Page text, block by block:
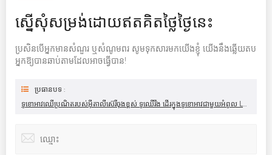
ស្នើសុំសម្រង់ដោយឥតគិតថ្លៃថ្ងៃនេះ
ប្រសិនបើអ្នកមានសំណួរ ឬសំណូមពរ សូមទុកសារមកយើងខ្ញុំ យើងនឹងឆ្លើយតប
អ្នកឱ្យបានឆាប់តាមដែលអាចធ្វើបាន!
ប្រធានបទ :
ទូខោអាវឈើប្រណិតរបស់អ៊ីតាលីស៊េរីចុងខ្ពស់ ទូឈើរឹង ដើរក្នុងទូខោអាវជាមួយអំពូល LED